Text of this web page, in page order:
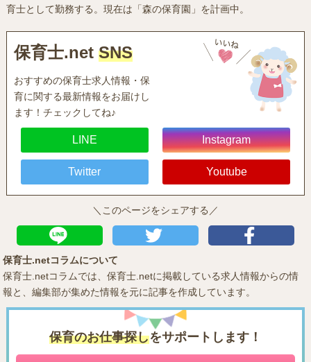
育士として勤務する。現在は「森の保育園」を計画中。
保育士.net SNS
おすすめの保育士求人情報・保
育に関する最新情報をお届けし
ます！チェックしてね♪
LINE Instagram
Twitter Youtube
＼このページをシェアする／
保育士.netコラムについて
保育士.netコラムでは、保育士.netに掲載している求人情報からの情
報と、編集部が集めた情報を元に記事を作成しています。
保育のお仕事探しをサポートします！